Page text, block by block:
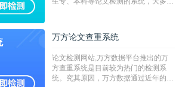
万方论文查重系统
论文检测网站,万方数据平台推出的万
方查重系统是目前较为热门的检测系
统。究其原因，万方数据通过近年的发